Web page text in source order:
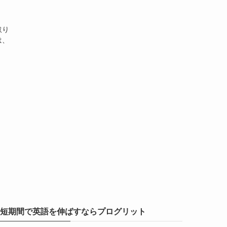
短期間で英語を伸ばすならプログリット